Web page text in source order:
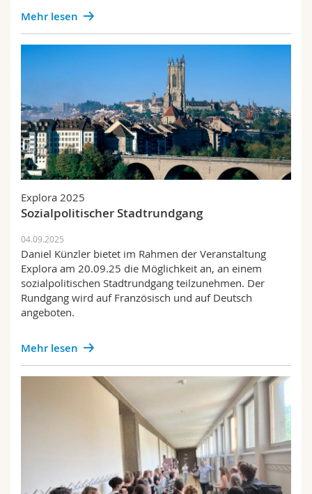
Mehr lesen
Explora 2025
Sozialpolitischer Stadtrundgang
04.09.2025
Daniel Künzler bietet im Rahmen der Veranstaltung
Explora am 20.09.25 die Möglichkeit an, an einem
sozialpolitischen Stadtrundgang teilzunehmen. Der
Rundgang wird auf Französisch und auf Deutsch
angeboten.
Mehr lesen